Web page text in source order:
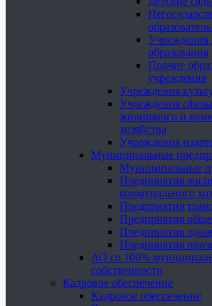
Учреждения
образования
Прочие
учреждения
Учреждения
Учреждения сферы
жилищного и
хозяйства
Учреждения
Муниципальные
Муниципальные
Предприятия
коммунального
Предприятия
Предприятия
Предприятия
Предприятия
АО со 100%
собственности
Кадровое обеспечение
Кадровое обеспечение